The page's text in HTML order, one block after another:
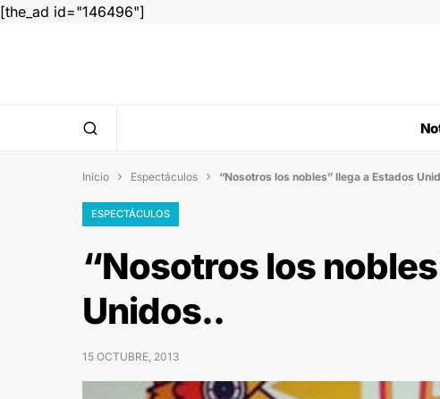
[the_ad id="146496"]
Inicio  Espectáculos  “Nosotros los nobles” llega a Estados
ESPECTÁCULOS
“Nosotros los
Unidos..
15 OCTUBRE, 2013